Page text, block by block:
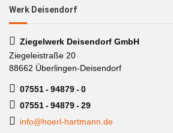
Werk Deisendorf
Ziegelwerk Deisendorf GmbH
Ziegeleistraße 20
88662 Überlingen-Deisendorf
07551 - 94879 - 0
07551 - 94879 - 29
info@hoerl-hartmann.de